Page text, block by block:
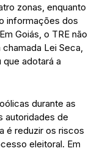
zonas, enquanto
informações dos
Goiás, o TRE não
Lei Seca,
adotará a
durante as
autoridades de
é reduzir os riscos
eleitoral. Em